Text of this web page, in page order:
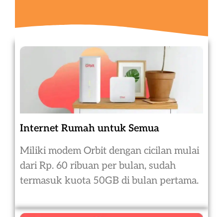
Internet Rumah untuk Semua
Miliki modem Orbit dengan cicilan mulai
dari Rp. 60 ribuan per bulan, sudah
termasuk kuota 50GB di bulan pertama.